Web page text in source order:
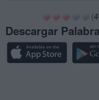
(
Descargar